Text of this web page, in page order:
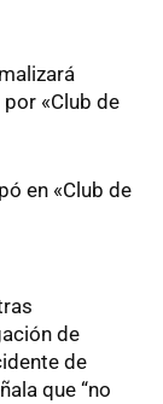
«Club de
en «Club de
de
de
que “no